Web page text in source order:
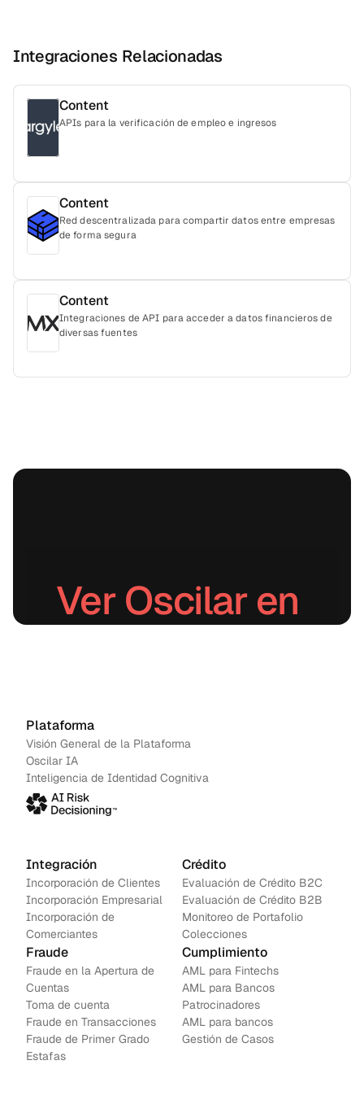
Integraciones Relacionadas
Content
APIs para la verificación de empleo e ingresos
Content
Red descentralizada para compartir datos entre empresas
de forma segura
Content
Integraciones de API para acceder a datos financieros de
diversas fuentes
Ver Oscilar en
Plataforma
Visión General de la Plataforma
Oscilar IA
Inteligencia de Identidad Cognitiva
Integración
Incorporación de Clientes
Incorporación Empresarial
Incorporación de
Comerciantes
Crédito
Evaluación de Crédito B2C
Evaluación de Crédito B2B
Monitoreo de Portafolio
Colecciones
Fraude
Fraude en la Apertura de
Cuentas
Toma de cuenta
Fraude en Transacciones
Fraude de Primer Grado
Estafas
Cumplimiento
AML para Fintechs
AML para Bancos
Patrocinadores
AML para bancos
Gestión de Casos